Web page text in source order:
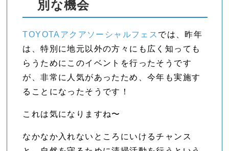
別な機会
TOYOTAアクアソーシャルフェス では、昨年
は、特別に地元以外の方々にも広く知っても
らうためにこのイベントを行ったそうです
が、非常に人気があったため、今年も実施す
ることになったそうです！
これは気になりますね〜
なかなか入れないところにいけるチャンス